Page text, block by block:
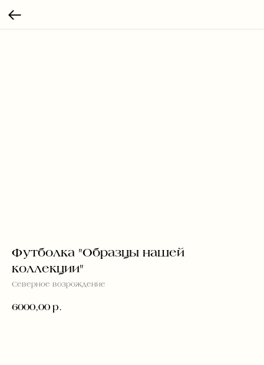
Футболка "Образцы нашей
коллекции"
Северное возрождение
6000,00 р.